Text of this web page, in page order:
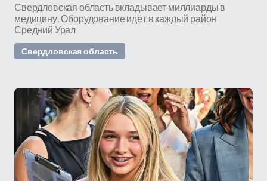
Свердловская область вкладывает миллиарды в
медицину. Оборудование идёт в каждый район
Средний Урал
Свердловская область